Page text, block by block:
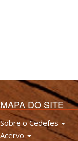
MAPA DO SITE
Sobre o Cedefes
Acervo